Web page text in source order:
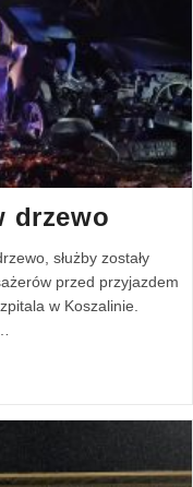
drzewo
służby zostały
przed przyjazdem
w Koszalinie.